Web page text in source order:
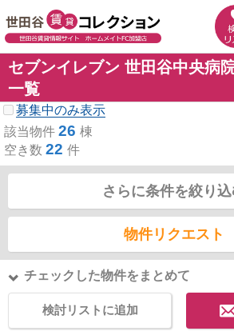
セブンイレブン 世田谷中央病
一覧
募集中のみ表示
該当物件 26 棟
空き数 22 件
さらに条件を絞り
物件リクエスト
チェックした物件をまとめて
検討リストに追加